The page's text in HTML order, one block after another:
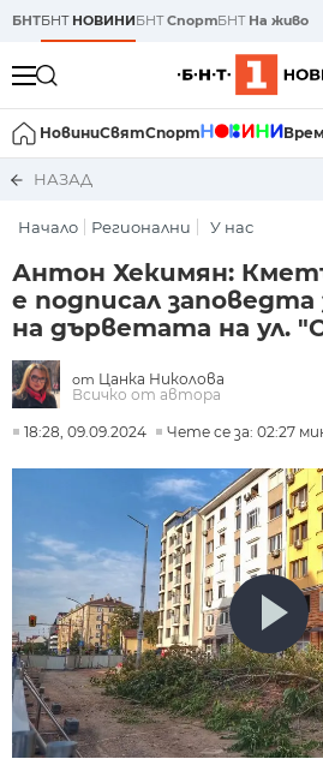
БНТБНТ НОВИНИБНТСпортБНТ На живо
НовиниСвятСпорт
НАЗАД
Начало Регионални У нас
Антон Хекимян:
е подписал заповедта
на дърветата на ул.
от Цанка Николова
Всичко от автора
18:28, 09.09.2024 Чете се за: 02:27